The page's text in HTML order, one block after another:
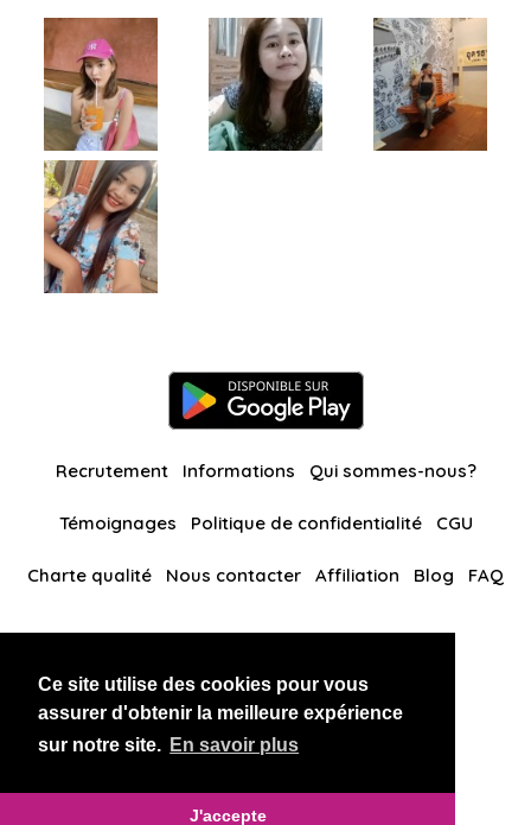
Ce site utilise des cookies pour vous
assurer d'obtenir la meilleure expérience
sur notre site. En savoir plus
J'accepte
Recrutement Informations Qui sommes-nous?
Témoignages Politique de confidentialité CGU
Charte qualité Nous contacter Affiliation Blog FAQ
BlackAndBeauties RussianKisses
Copyright 2026 thaidatevip